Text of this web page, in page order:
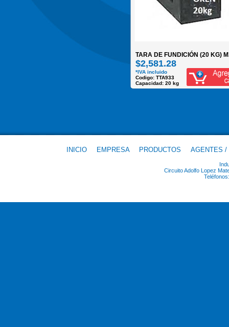
TARA DE FUNDICIÓN (20 KG)
$2,581.28
*IVA incluido
Codigo: TTA933
Capacidad: 20 kg
INICIO EMPRESA PRODUCTOS AGENTES /
Circuito Adolfo Lopez